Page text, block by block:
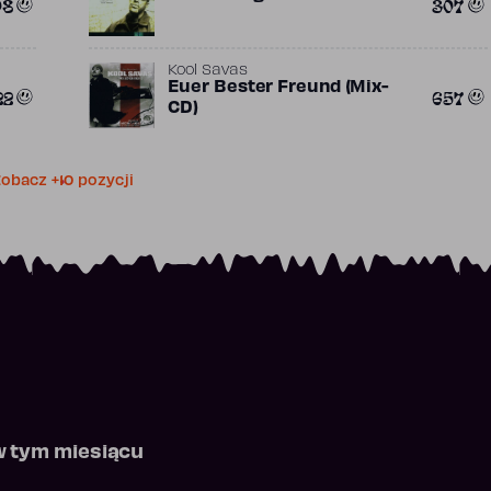
Kool Savas
Euer Bester Freund (Mix-
CD)
657
+10 pozycji
tym miesiącu